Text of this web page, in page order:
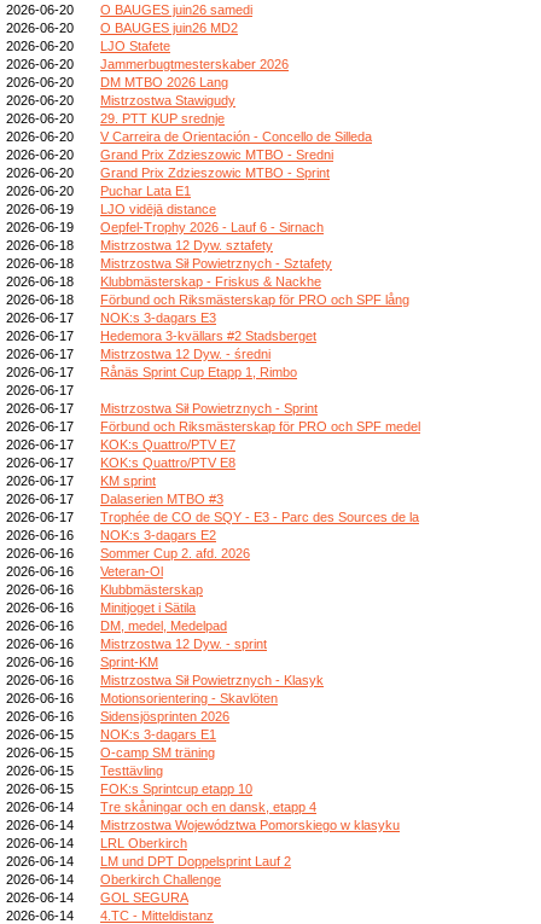
2026-06-20
O BAUGES juin26 samedi
2026-06-20
O BAUGES juin26 MD2
2026-06-20
LJO Stafete
2026-06-20
Jammerbugtmesterskaber 2026
2026-06-20
DM MTBO 2026 Lang
2026-06-20
Mistrzostwa Stawigudy
2026-06-20
29. PTT KUP srednje
2026-06-20
V Carreira de Orientación - Concello de Silleda
2026-06-20
Grand Prix Zdzieszowic MTBO - Sredni
2026-06-20
Grand Prix Zdzieszowic MTBO - Sprint
2026-06-20
Puchar Lata E1
2026-06-19
LJO vidējā distance
2026-06-19
Oepfel-Trophy 2026 - Lauf 6 - Sirnach
2026-06-18
Mistrzostwa 12 Dyw. sztafety
2026-06-18
Mistrzostwa Sił Powietrznych - Sztafety
2026-06-18
Klubbmästerskap - Friskus & Nackhe
2026-06-18
Förbund och Riksmästerskap för PRO och SPF lång
2026-06-17
NOK:s 3-dagars E3
2026-06-17
Hedemora 3-kvällars #2 Stadsberget
2026-06-17
Mistrzostwa 12 Dyw. - średni
2026-06-17
Rånäs Sprint Cup Etapp 1, Rimbo
2026-06-17
2026-06-17
Mistrzostwa Sił Powietrznych - Sprint
2026-06-17
Förbund och Riksmästerskap för PRO och SPF medel
2026-06-17
KOK:s Quattro/PTV E7
2026-06-17
KOK:s Quattro/PTV E8
2026-06-17
KM sprint
2026-06-17
Dalaserien MTBO #3
2026-06-17
Trophée de CO de SQY - E3 - Parc des Sources de la
2026-06-16
NOK:s 3-dagars E2
2026-06-16
Sommer Cup 2. afd. 2026
2026-06-16
Veteran-Ol
2026-06-16
Klubbmästerskap
2026-06-16
Minitjoget i Sätila
2026-06-16
DM, medel, Medelpad
2026-06-16
Mistrzostwa 12 Dyw. - sprint
2026-06-16
Sprint-KM
2026-06-16
Mistrzostwa Sił Powietrznych - Klasyk
2026-06-16
Motionsorientering - Skavlöten
2026-06-16
Sidensjösprinten 2026
2026-06-15
NOK:s 3-dagars E1
2026-06-15
O-camp SM träning
2026-06-15
Testtävling
2026-06-15
FOK:s Sprintcup etapp 10
2026-06-14
Tre skåningar och en dansk, etapp 4
2026-06-14
Mistrzostwa Województwa Pomorskiego w klasyku
2026-06-14
LRL Oberkirch
2026-06-14
LM und DPT Doppelsprint Lauf 2
2026-06-14
Oberkirch Challenge
2026-06-14
GOL SEGURA
2026-06-14
4.TC - Mitteldistanz